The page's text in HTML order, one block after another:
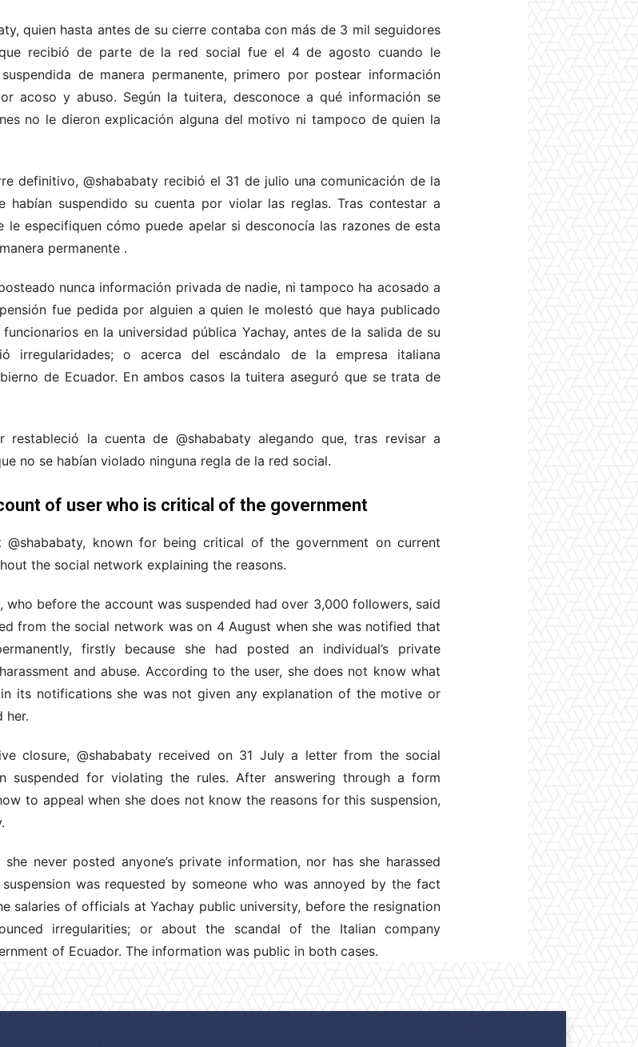
quien hasta antes de su cierre contaba con más de 3 mil seguidores
recibió de parte de la red social fue el 4 de agosto cuando le
de manera permanente, primero por postear información
acoso y abuso. Según la tuitera, desconoce a qué información se
no le dieron explicación alguna del motivo ni tampoco de quien la
definitivo, @shababaty recibió el 31 de julio una comunicación de la
habían suspendido su cuenta por violar las reglas. Tras contestar a
especifiquen cómo puede apelar si desconocía las razones de esta
permanente .
nunca información privada de nadie, ni tampoco ha acosado a
fue pedida por alguien a quien le molestó que haya publicado
en la universidad pública Yachay, antes de la salida de su
irregularidades; o acerca del escándalo de la empresa italiana
de Ecuador. En ambos casos la tuitera aseguró que se trata de
la cuenta de @shababaty alegando que, tras revisar a
no se habían violado ninguna regla de la red social.
of user who is critical of the government
known for being critical of the government on current
the social network explaining the reasons.
who before the account was suspended had over 3,000 followers, said
from the social network was on 4 August when she was notified that
firstly because she had posted an individual’s private
and abuse. According to the user, she does not know what
its notifications she was not given any explanation of the motive or
her.
closure, @shababaty received on 31 July a letter from the social
suspended for violating the rules. After answering through a form
to appeal when she does not know the reasons for this suspension,
never posted anyone’s private information, nor has she harassed
was requested by someone who was annoyed by the fact
salaries of officials at Yachay public university, before the resignation
irregularities; or about the scandal of the Italian company
of Ecuador. The information was public in both cases.